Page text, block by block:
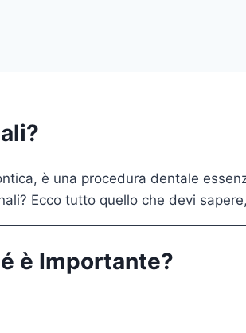
è una procedura dentale
Ecco tutto quello che devi
è Importante?